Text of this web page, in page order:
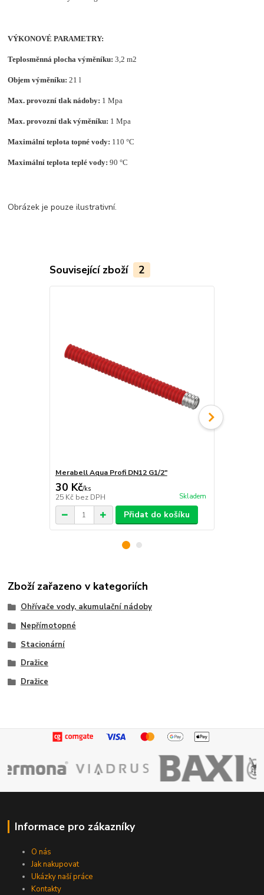
VÝKONOVÉ PARAMETRY:
Teplosměnná plocha výměníku: 3,2 m2
Objem výměníku: 21 l
Max. provozní tlak nádoby: 1 Mpa
Max. provozní tlak výměníku: 1 Mpa
Maximální teplota topné vody: 110 °C
Maximální teplota teplé vody: 90 °C
Obrázek je pouze ilustrativní.
Související zboží 2
Merabell Aqua Profi DN12 G1/2"
30 Kč/ks
25 Kč bez DPH Skladem
Přidat do košíku
Zboží zařazeno v kategoriích
Ohřívače vody, akumulační nádoby
Nepřímotopné
Stacionární
Dražice
Dražice
Informace pro zákazníky
O nás
Jak nakupovat
Ukázky naší práce
Kontakty